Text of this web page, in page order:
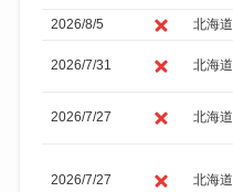
み
2026/8/5
北海道
2026/7/31 北海道
2026/7/27 北海道
2026/7/27 北海道